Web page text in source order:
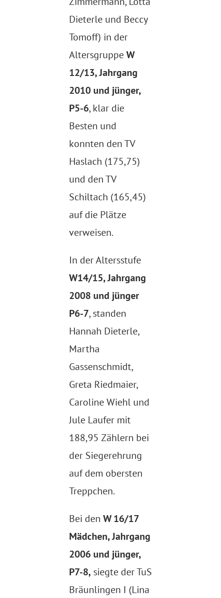
Dieterle und Beccy
Tomoff) in der
AltersgruppeW
12/13, Jahrgang
2010 und jünger,
P5-6, klar die
Besten und
konnten den TV
Haslach (175,75)
und den TV
Schiltach (165,45)
auf die Plätze
verweisen.
In der Altersstufe
W14/15, Jahrgang
2008 und jünger
P6-7, standen
Hannah Dieterle,
Martha
Gassenschmidt,
Greta Riedmaier,
Caroline Wiehl und
Jule Laufer mit
188,95 Zählern bei
der Siegerehrung
auf dem obersten
Treppchen.
Bei den W 16/17
Mädchen, Jahrgang
2006 und jünger,
P7-8,siegte der TuS
Bräunlingen I (Lina